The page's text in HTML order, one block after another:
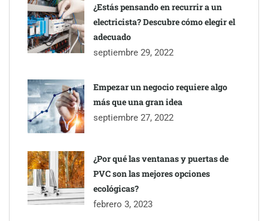
TBKids impulsa su expansión nacional con un modelo de
franquicia que redefine la educación tecnológica
Millones de desplazamientos en verano reabren el debate sobre
la seguridad en las carreteras, según SMA Road Safety
Perfumería Laura incorpora Nasomatto a su selección de
¿Estás pensando en recurrir a un
electricista? Descubre cómo elegir el
adecuado
septiembre 29, 2022
Empezar un negocio requiere algo
más que una gran idea
septiembre 27, 2022
¿Por qué las ventanas y puertas de
PVC son las mejores opciones
ecológicas?
febrero 3, 2023